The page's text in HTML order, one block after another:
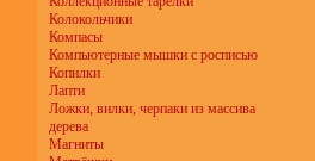
Колокольчики
Компасы
Компьютерные мышки с росписью
Копилки
Лапти
Ложки, вилки, черпаки из массива
дерева
Магниты